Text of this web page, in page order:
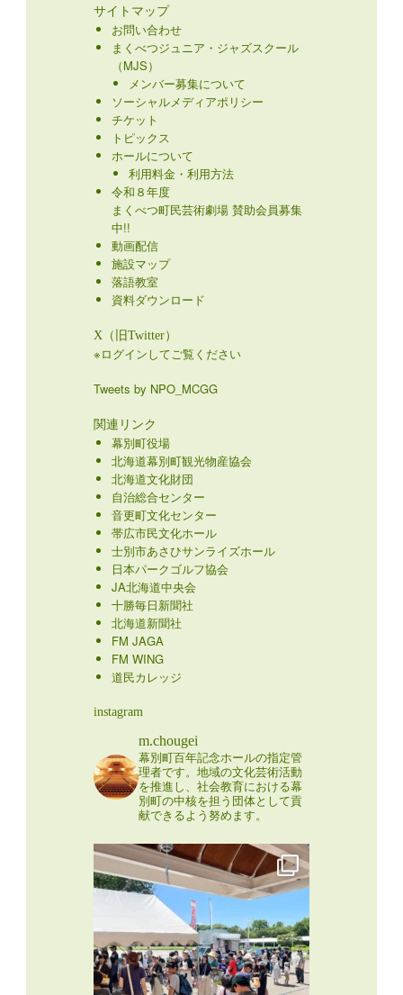
サイトマップ
お問い合わせ
まくべつジュニア・ジャズスクール
（MJS）
メンバー募集について
ソーシャルメディアポリシー
チケット
トピックス
ホールについて
利用料金・利用方法
令和８年度
まくべつ町民芸術劇場 賛助会員募集
中!!
動画配信
施設マップ
落語教室
資料ダウンロード
X（旧Twitter）
※ログインしてご覧ください
Tweets by NPO_MCGG
関連リンク
幕別町役場
北海道幕別町観光物産協会
北海道文化財団
自治総合センター
音更町文化センター
帯広市民文化ホール
士別市あさひサンライズホール
日本パークゴルフ協会
JA北海道中央会
十勝毎日新聞社
北海道新聞社
FM JAGA
FM WING
道民カレッジ
instagram
m.chougei
幕別町百年記念ホールの指定管
理者です。地域の文化芸術活動
を推進し、社会教育における幕
別町の中核を担う団体として貢
献できるよう努めます。